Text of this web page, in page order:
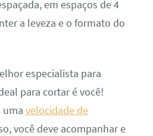
em espaços de 4
a leveza e o formato do
especialista para
para cortar é você!
uma velocidade de
você deve acompanhar e